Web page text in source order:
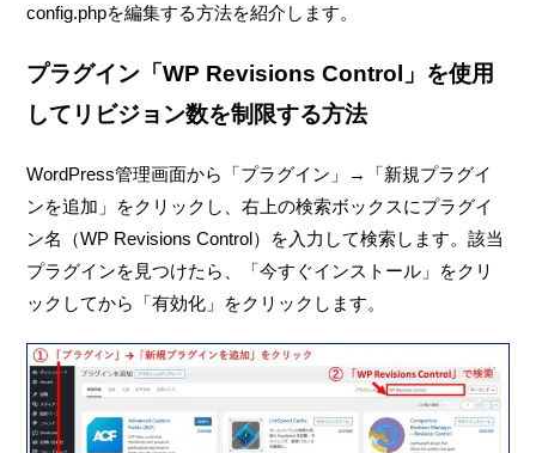
config.phpを編集する方法を紹介します。
プラグイン「WP Revisions Control」を使用
してリビジョン数を制限する方法
WordPress管理画面から「プラグイン」→「新規プラグイ
ンを追加」をクリックし、右上の検索ボックスにプラグイ
ン名（WP Revisions Control）を入力して検索します。該当
プラグインを見つけたら、「今すぐインストール」をクリ
ックしてから「有効化」をクリックします。